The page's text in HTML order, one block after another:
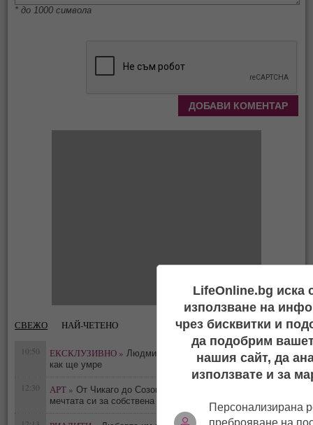
* до 1000 символа
СВЕЖО НАЙ-ЧЕТЕНО
10:50 ЕКСКЛУЗИВНО » Людмила Живкова знаела кога и
как ще умре
0
12:30 АРТ » От Чикаго до Созопол: Лина Григорова сбъдна
мечтата си за собствена галерия
LifeOnline.bg иска
използване на
чрез бисквитки и
да подобрим
нашия сайт, да
използвате и за
Персонализирана
преброяване на